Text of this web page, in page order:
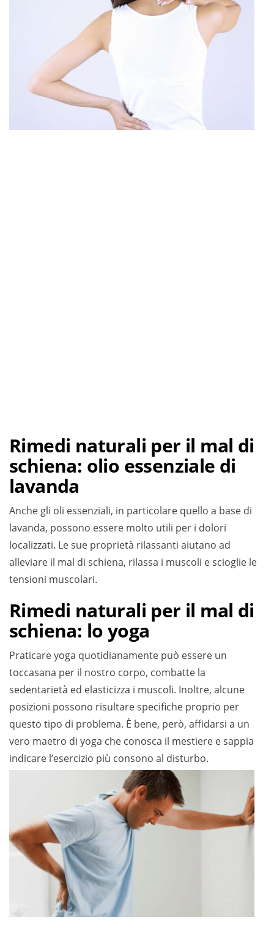
Rimedi naturali per il mal di
schiena: olio essenziale di
lavanda
Anche gli oli essenziali, in particolare quello a base di
lavanda, possono essere molto utili per i dolori
localizzati. Le sue proprietà rilassanti aiutano ad
alleviare il mal di schiena, rilassa i muscoli e scioglie le
tensioni muscolari.
Rimedi naturali per il mal di
schiena: lo yoga
Praticare yoga quotidianamente può essere un
toccasana per il nostro corpo, combatte la
sedentarietà ed elasticizza i muscoli. Inoltre, alcune
posizioni possono risultare specifiche proprio per
questo tipo di problema. È bene, però, affidarsi a un
vero maetro di yoga che conosca il mestiere e sappia
indicare l’esercizio più consono al disturbo.